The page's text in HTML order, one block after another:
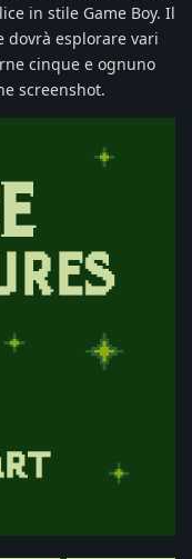
in stile Game Boy. Il
dovrà esplorare vari
cinque e ognuno
screenshot.